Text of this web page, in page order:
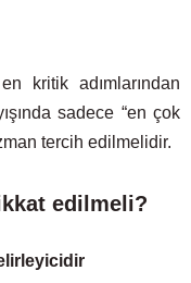
kritik adımlarından
sadece “en çok
tercih edilmelidir.
edilmeli?